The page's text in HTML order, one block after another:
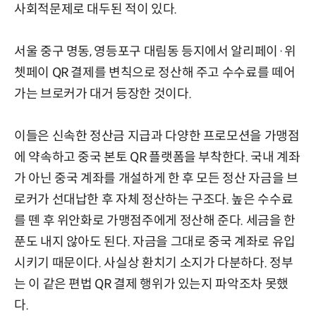
사회적문제로 대두된 적이 있다.
서울 중구 명동, 영등포구 대림동 등지에서 알리페이·위
쳇페이 QR 결제를 변칙으로 정산해 주고 수수료를 떼어
가는 브로커가 대거 등장한 것이다.
이들은 신속한 정산금 지급과 다양한 프로모션을 가맹점
에 약속하고 중국 본토 QR 플랫폼을 부착한다. 국내 계좌
가 아닌 중국 계좌를 개설하게 한 후 모든 정산 자금을 브
로커가 선대납한 후 자체 정산하는 구조다. 높은 수수료
를 뗀 후 위안화로 가맹점주에게 정산해 준다. 세금을 한
푼도 내지 않아도 된다. 자금을 그대로 중국 계좌로 유입
시키기 때문이다. 사실상 환치기 소지가 다분하다. 정부
는 이 같은 편법 QR 결제 행위가 있는지 파악조차 못했
다.